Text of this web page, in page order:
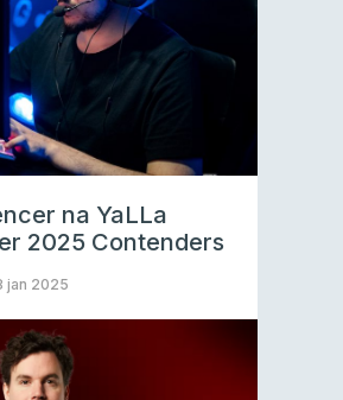
na YaLLa
2025 Contenders
jan 2025